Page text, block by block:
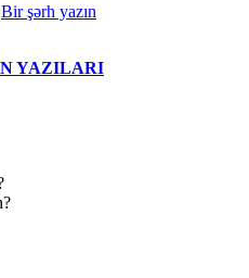
Bir şərh yazın
YAZILARI